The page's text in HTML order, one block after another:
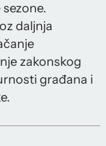
daljnja
zakonskog
građana i